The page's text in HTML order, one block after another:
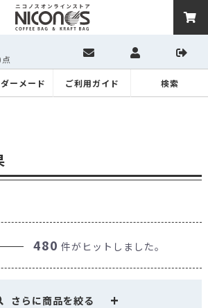
ーメード ご利用ガイド 検索
480 件がヒットしました。
さらに商品を絞る